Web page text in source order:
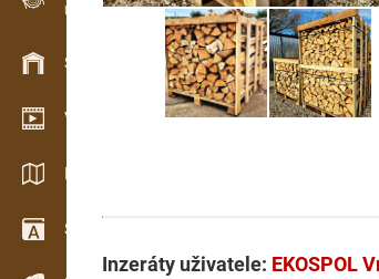
Evidence dřeva v terénu
Skladové hospodářství
Video showroom
Katalogy / Brožury
Slovník
Inzeráty uživatele: EKOSPOL